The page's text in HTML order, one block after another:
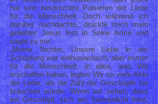
hat sein bestimmtes Pulsieren der Liebe
für die Menschheit. Doch während ich
darüber nachdachte, drückte mich mein
geliebter Jesus fest in Seine Arme und
sagte zu mir:
„Meine Tochter, Unsere Liebe in der
Schöpfung war enthusiastisch; aber immer
für die Menschheit. In alles, was Wir
erschaffen haben, legten Wir so viele Akte
der Liebe, als die Zahl der Geschöpfe sie
brauchen würde. Wenn wir sehen, dass
ein Geschöpf, sich am Sonnenlicht freut,